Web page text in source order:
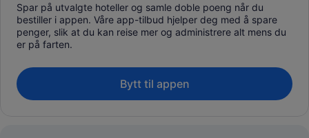
Spar på utvalgte hoteller og samle doble poeng når du
bestiller i appen. Våre app-tilbud hjelper deg med å spare
penger, slik at du kan reise mer og administrere alt mens du
er på farten.
Bytt til appen